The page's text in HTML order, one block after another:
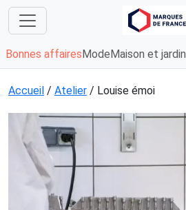
Bonnes affaires Mode Maison et jardin
Accueil / Atelier / Louise émoi